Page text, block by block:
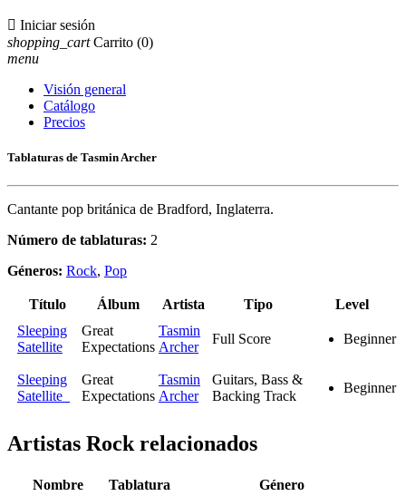
 Iniciar sesión
shopping_cart Carrito (0)
menu
Visión general
Catálogo
Precios
Tablaturas de Tasmin Archer
Cantante pop británica de Bradford, Inglaterra.
Número de tablaturas: 2
Géneros: Rock, Pop
Título Álbum Artista Tipo
Level
Sleeping
Satellite
Great
Expectations
Tasmin
Archer
Full Score Beginner
Sleeping
Satellite
Great
Expectations
Tasmin
Archer
Guitars, Bass &
Backing Track
Beginner
Artistas Rockrelacionados
Nombre Tablatura
Género